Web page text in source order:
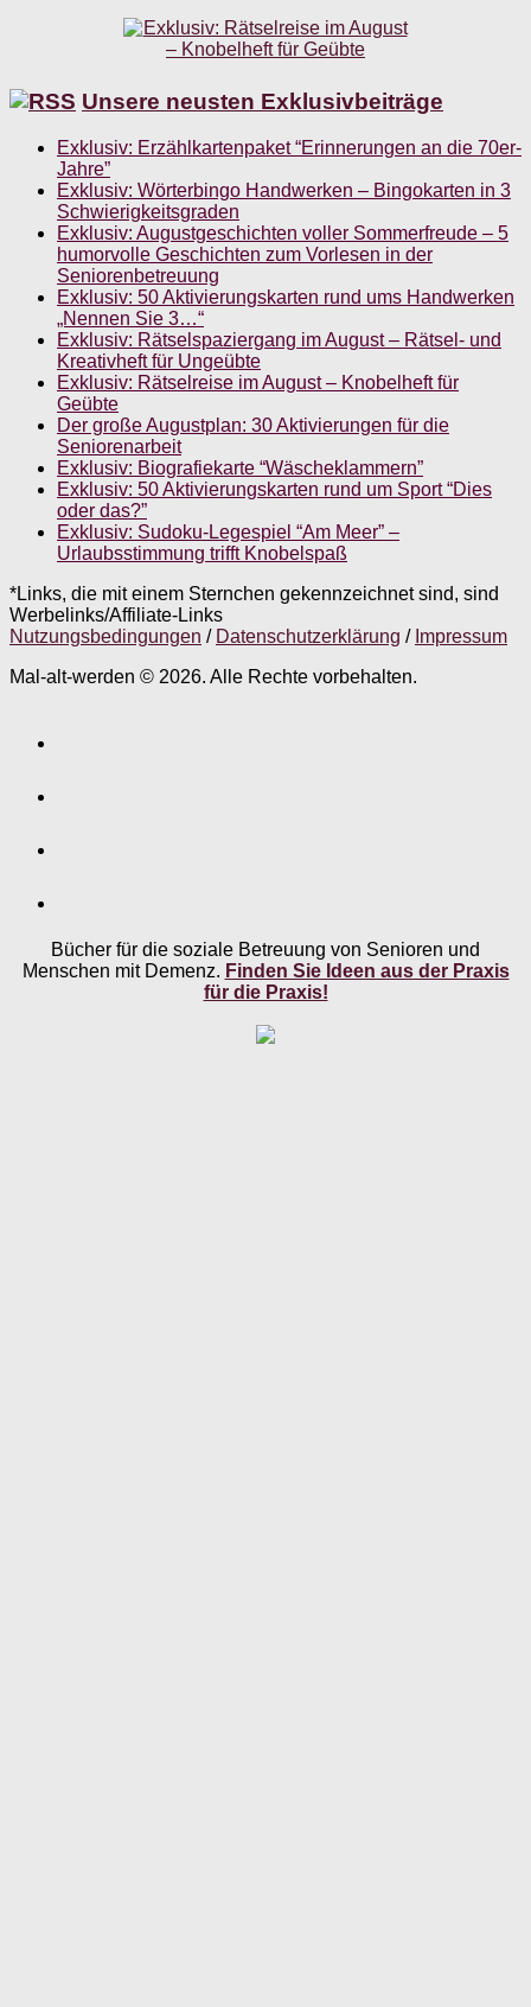
Unsere neusten Exklusivbeiträge
Exklusiv: Erzählkartenpaket “Erinnerungen an die 70er-
Jahre”
Exklusiv: Wörterbingo Handwerken – Bingokarten in 3
Schwierigkeitsgraden
Exklusiv: Augustgeschichten voller Sommerfreude – 5
humorvolle Geschichten zum Vorlesen in der
Seniorenbetreuung
Exklusiv: 50 Aktivierungskarten rund ums Handwerken
„Nennen Sie 3…“
Exklusiv: Rätselspaziergang im August – Rätsel- und
Kreativheft für Ungeübte
Exklusiv: Rätselreise im August – Knobelheft für
Geübte
Der große Augustplan: 30 Aktivierungen für die
Seniorenarbeit
Exklusiv: Biografiekarte “Wäscheklammern”
Exklusiv: 50 Aktivierungskarten rund um Sport “Dies
oder das?”
Exklusiv: Sudoku-Legespiel “Am Meer” –
Urlaubsstimmung trifft Knobelspaß
*Links, die mit einem Sternchen gekennzeichnet sind, sind
Werbelinks/Affiliate-Links
Nutzungsbedingungen / Datenschutzerklärung / Impressum
Mal-alt-werden © 2026. Alle Rechte vorbehalten.
Bücher für die soziale Betreuung von Senioren und
Menschen mit Demenz. Finden Sie Ideen aus der Praxis
für die Praxis!